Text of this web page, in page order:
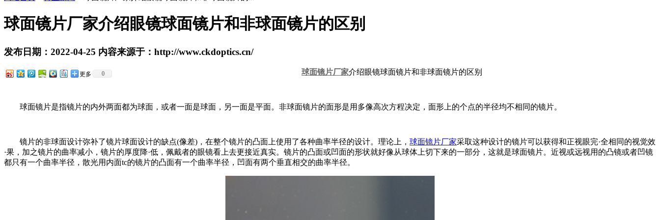
球面镜片厂家介绍​眼镜球面镜片和非球面镜片的区别
发布日期：2022-04-25 内容来源于：http://www.ckdoptics.cn/
更多 0 球面镜片厂家介绍眼镜球面镜片和非球面镜片的区别
球面镜片是指镜片的内外两面都为球面，或者一面是球面，另一面是平面。非球面镜片的面形是用多像高次方程决定，面形上的个点的半径均不相同的镜片。
镜片的非球面设计弥补了镜片球面设计的缺点(像差)，在整个镜片的凸面上使用了各种曲率半径的设计。理论上， 球面镜片厂家采取这种设计的镜片可以获得和正视眼完·全相同的视觉效
·果，加之镜片的曲率减小，镜片的厚度降·低，佩戴者的眼镜看上去更接近真实。镜片的凸面或凹面的形状就好像从球体上切下来的一部分，这就是球面镜片。近视或远视用的凸镜或者凹镜
都只有一个曲率半径，散光用内面tc的镜片的凸面有一个曲率半径，凹面有两个垂直相交的曲率半径。